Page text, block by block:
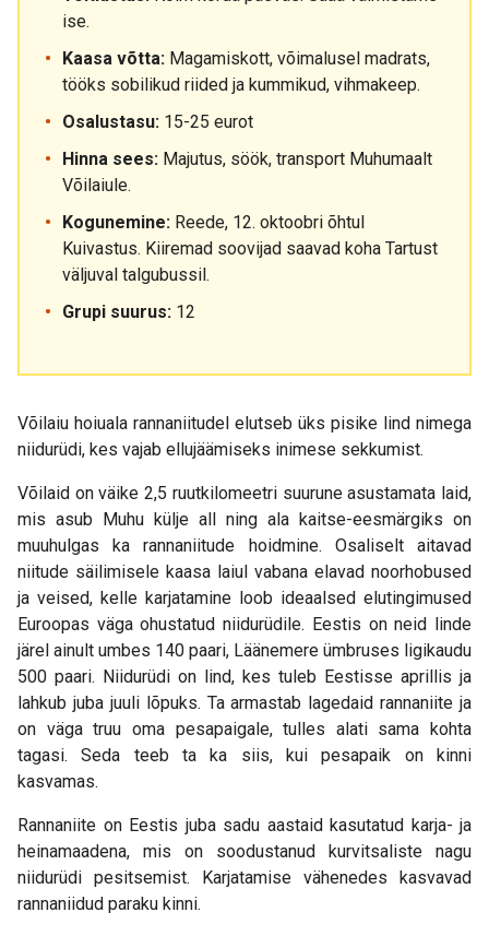
ise.
Kaasa võtta: Magamiskott, võimalusel madrats,
tööks sobilikud riided ja kummikud, vihmakeep.
Osalustasu: 15-25 eurot
Hinna sees: Majutus, söök, transport Muhumaalt
Võilaiule.
Kogunemine: Reede, 12. oktoobri õhtul
Kuivastus. Kiiremad soovijad saavad koha Tartust
väljuval talgubussil.
Grupi suurus: 12
Võilaiu hoiuala rannaniitudel elutseb üks pisike lind nimega
niidurüdi, kes vajab ellujäämiseks inimese sekkumist.
Võilaid on väike 2,5 ruutkilomeetri suurune asustamata laid,
mis asub Muhu külje all ning ala kaitse-eesmärgiks on
muuhulgas ka rannaniitude hoidmine. Osaliselt aitavad
niitude säilimisele kaasa laiul vabana elavad noorhobused
ja veised, kelle karjatamine loob ideaalsed elutingimused
Euroopas väga ohustatud niidurüdile. Eestis on neid linde
järel ainult umbes 140 paari, Läänemere ümbruses ligikaudu
500 paari. Niidurüdi on lind, kes tuleb Eestisse aprillis ja
lahkub juba juuli lõpuks. Ta armastab lagedaid rannaniite ja
on väga truu oma pesapaigale, tulles alati sama kohta
tagasi. Seda teeb ta ka siis, kui pesapaik on kinni
kasvamas.
Rannaniite on Eestis juba sadu aastaid kasutatud karja- ja
heinamaadena, mis on soodustanud kurvitsaliste nagu
niidurüdi pesitsemist. Karjatamise vähenedes kasvavad
rannaniidud paraku kinni.